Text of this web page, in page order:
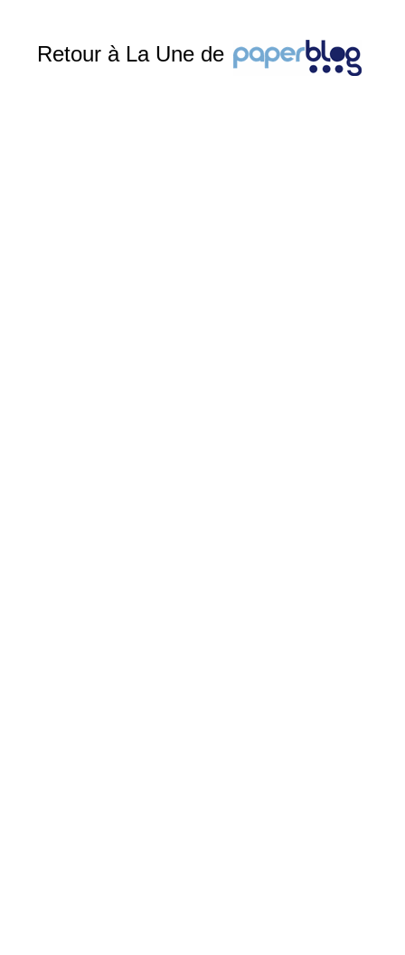
Retour à La Une de